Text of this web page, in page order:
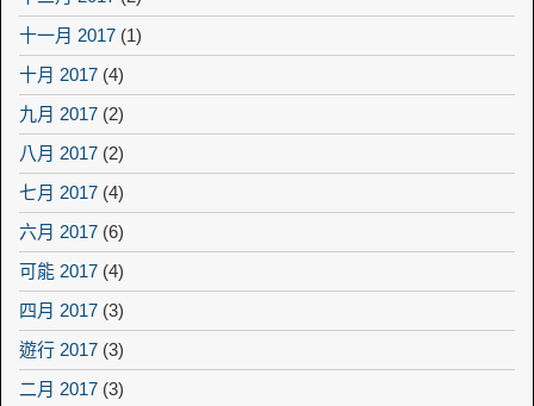
十一月 2017 (1)
十月 2017 (4)
九月 2017 (2)
八月 2017 (2)
七月 2017 (4)
六月 2017 (6)
可能 2017 (4)
四月 2017 (3)
遊行 2017 (3)
二月 2017 (3)